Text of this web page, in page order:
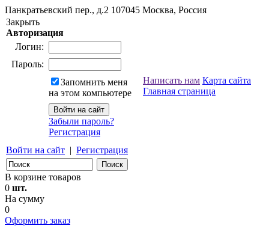
Панкратьевский пер., д.2 107045 Москва, Россия
Закрыть
Авторизация
Логин:
Пароль:
Запомнить меня
на этом компьютере
Забыли пароль?
Регистрация
Войти на сайт | Регистрация
Написать нам Карта сайта
Главная страница
В корзине товаров
0 шт.
На сумму
0
Оформить заказ